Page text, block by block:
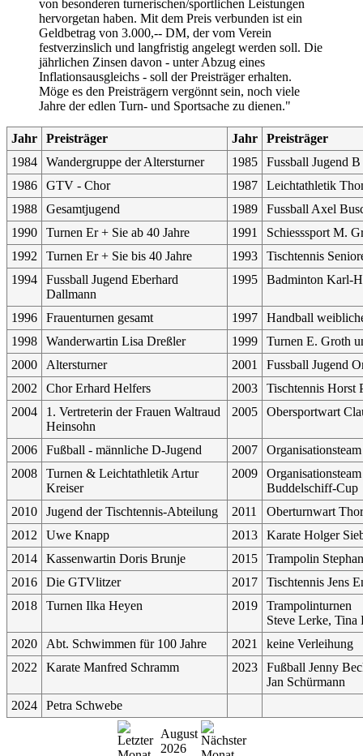
von besonderen turnerischen/sportlichen Leistungen
hervorgetan haben. Mit dem Preis verbunden ist ein
Geldbetrag von 3.000,-- DM, der vom Verein
festverzinslich und langfristig angelegt werden soll. Die
jährlichen Zinsen davon - unter Abzug eines
Inflationsausgleichs - soll der Preisträger erhalten.
Möge es den Preisträgern vergönnt sein, noch viele
Jahre der edlen Turn- und Sportsache zu dienen."
Jahr Preisträger Jahr
Preisträger
1984
Wandergruppe der Altersturner 1985
Fussball Jugend
1986
GTV - Chor 1987
Leichtathletik
1988
Gesamtjugend 1989
Fussball Axel
1990
Turnen Er + Sie ab 40 Jahre 1991
Schiesssport M.
1992
Turnen Er + Sie bis 40 Jahre 1993
Tischtennis
1994
Fussball Jugend Eberhard
Dallmann
1995 Badminton Karl-
1996 Frauenturnen gesamt 1997
Handball
1998
Wanderwartin Lisa Dreßler 1999
Turnen E. Groth
2000
Altersturner 2001
Fussball Jugend
2002
Chor Erhard Helfers 2003
Tischtennis Horst
2004
1. Vertreterin der Frauen Waltraud
Heinsohn
2005 Obersportwart
2006 Fußball - männliche D-Jugend 2007
2008
Turnen & Leichtathletik Artur
Kreiser
2009
Buddelschiff-Cup
2010
Jugend der Tischtennis-Abteilung 2011
Oberturnwart
2012
Uwe Knapp 2013
Karate Holger
2014
Kassenwartin Doris Brunje 2015
Trampolin
2016
Die GTVlitzer 2017
Tischtennis Jens
2018
Turnen Ilka Heyen 2019
Trampolinturnen
Steve Lerke,
2020
Abt. Schwimmen für 100 Jahre 2021
keine Verleihung
2022
Karate Manfred Schramm 2023
Fußball Jenny
Jan Schürmann
2024
Petra Schwebe
August
2026